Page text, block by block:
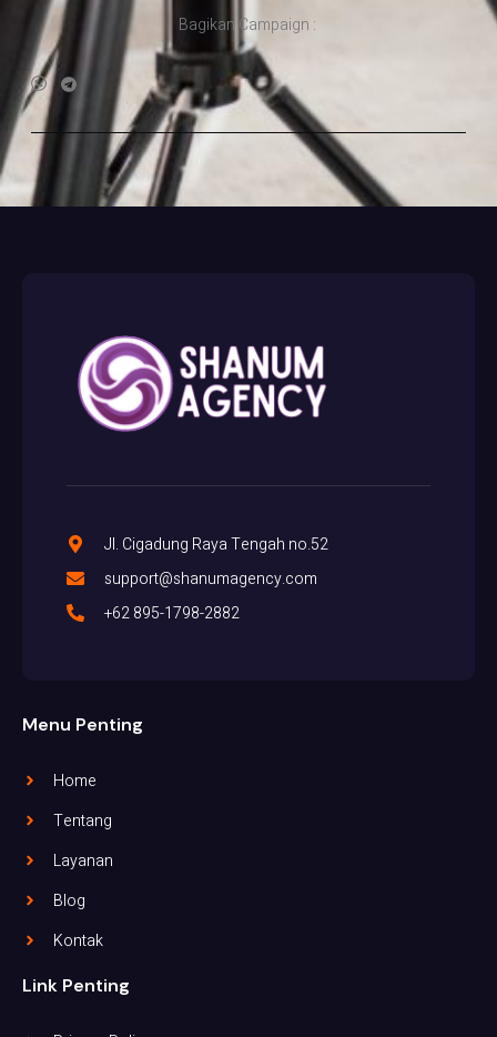
Bagikan Campaign :
Jl. Cigadung Raya Tengah no.52
support@shanumagency.com
+62 895-1798-2882
Menu Penting
Home
Tentang
Layanan
Blog
Kontak
Link Penting